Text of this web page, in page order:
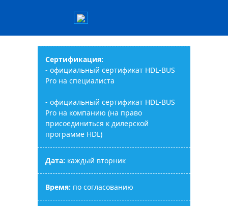
Сертификация:
- официальный сертификат HDL-BUS
Pro на специалиста
- официальный сертификат HDL-BUS
Pro на компанию (на право
присоединиться к дилерской
программе HDL)
Дата: каждый вторник
Время: по согласованию